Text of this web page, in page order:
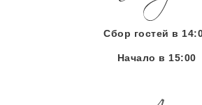
Сбор гостей в
Начало в 15:00